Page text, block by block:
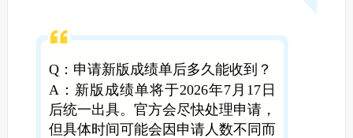
Q：申请新版成绩单后多久能收到？
A：新版成绩单将于2026年7月17日
后统一出具。官方会尽快处理申请，
但具体时间可能会因申请人数不同而